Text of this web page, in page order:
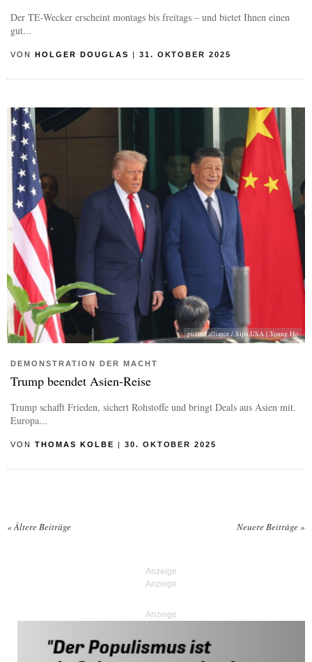
Der TE-Wecker erscheint montags bis freitags – und bietet Ihnen einen
gut...
VON HOLGER DOUGLAS | 31. OKTOBER 2025
picture alliance / Sipa USA | Young Ho
DEMONSTRATION DER MACHT
Trump beendet Asien-Reise
Trump schafft Frieden, sichert Rohstoffe und bringt Deals aus Asien mit.
Europa...
VON THOMAS KOLBE | 30. OKTOBER 2025
«Ältere Beiträge Neuere Beiträge»
Anzeige